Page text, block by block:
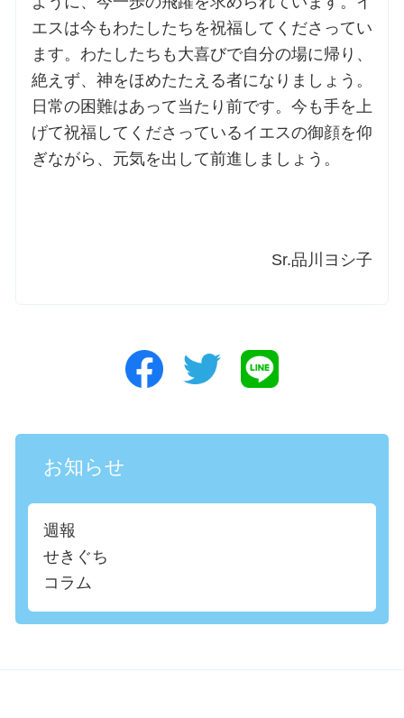
エスは今もわたしたちを祝福してくださってい
ます。わたしたちも大喜びで自分の場に帰り、
絶えず、神をほめたたえる者になりましょう。
日常の困難はあって当たり前です。今も手を上
げて祝福してくださっているイエスの御顔を仰
ぎながら、元気を出して前進しましょう。
Sr.品川ヨシ子
お知らせ
週報
せきぐち
コラム